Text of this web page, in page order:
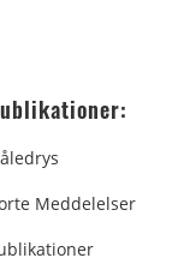
Meddelelser